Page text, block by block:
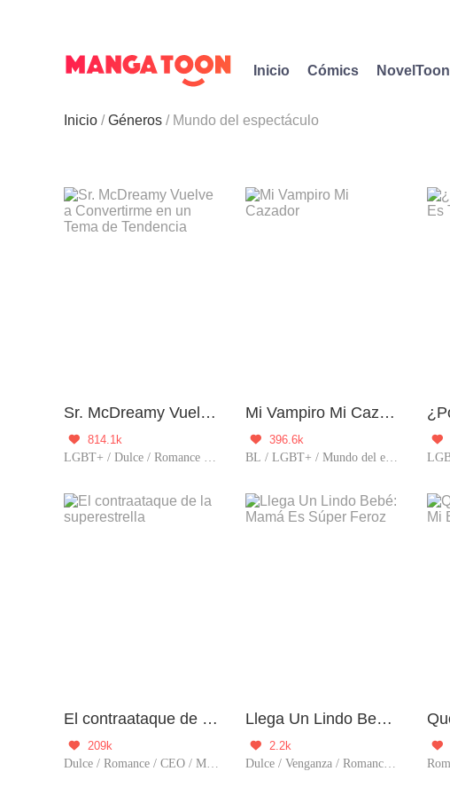
Inicio Cómics NovelToon
Inicio Géneros Mundo del espectáculo
Sr. McDreamy Vuelve a Convertirme en un Tema de Tendencia

814.1k
LGBT+ / Dulce / Romance / CEO / Mundo del espectáculo / Mimo exclusivo / Fiel / Dominante / Ídolo
Mi Vampiro Mi Cazador

396.6k
BL / LGBT+ / Mundo del espectáculo / Vampiro / Encantador

El contraataque de la superestrella

209k
Dulce / Romance / CEO / Mundo del espectáculo / Mimo exclusivo / Gentil / Fiel / Dominante / Actriz
Llega Un Lindo Bebé: Mamá Es Súper Feroz

2.2k
Dulce / Venganza / Romance / CEO / Embarazada / Predestinado / Mundo del espectáculo / Reconciliació
